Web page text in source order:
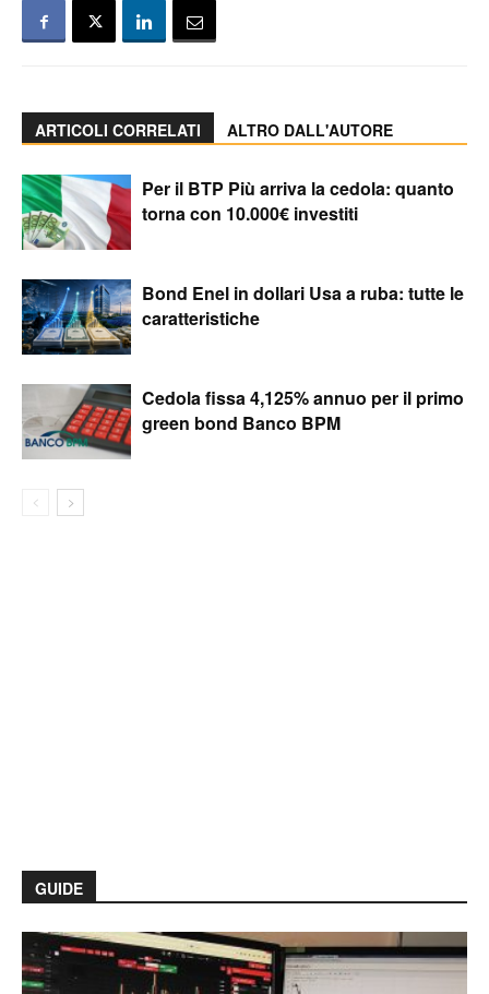
ARTICOLI CORRELATI ALTRO DALL'AUTORE
Per il BTP Più arriva la cedola: quanto
torna con 10.000€ investiti
Bond Enel in dollari Usa a ruba: tutte le
caratteristiche
Cedola fissa 4,125% annuo per il primo
green bond Banco BPM
GUIDE